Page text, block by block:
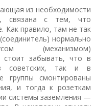
из необходимости
связана с тем, что
Как правило, там не так
нормально
(механизмом)
стоит забывать, что в
в советских, так и в
группы смонтированы
и тогда к розеткам
системы заземления —